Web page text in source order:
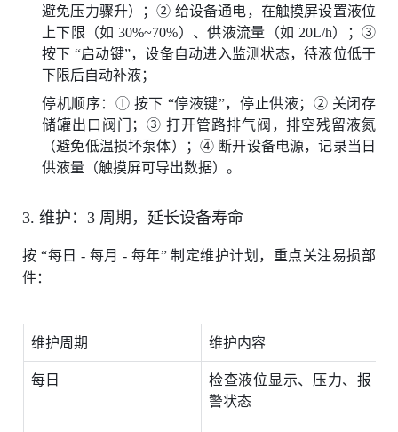
避免压力骤升）；② 给设备通电，在触摸屏设置液位
上下限（如 30%~70%）、供液流量（如 20L/h）；③
按下 “启动键”，设备自动进入监测状态，待液位低于
下限后自动补液；
停机顺序：① 按下 “停液键”，停止供液；② 关闭存
储罐出口阀门；③ 打开管路排气阀，排空残留液氮
（避免低温损坏泵体）；④ 断开设备电源，记录当日
供液量（触摸屏可导出数据）。
3. 维护：3 周期，延长设备寿命
按 “每日 - 每月 - 每年” 制定维护计划，重点关注易损部
件：
维护周期 维护内容
每日
检查液位显示、压力、报
警状态